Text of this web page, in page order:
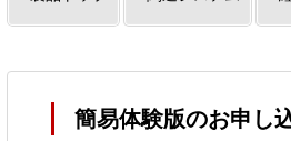
簡易体験版のお申し